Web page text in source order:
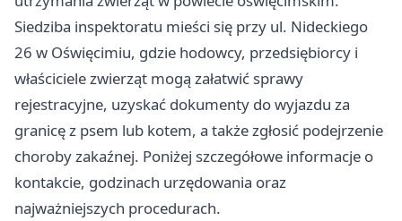
Siedziba inspektoratu mieści się przy ul. Nideckiego
26 w Oświęcimiu, gdzie hodowcy, przedsiębiorcy i
właściciele zwierząt mogą załatwić sprawy
rejestracyjne, uzyskać dokumenty do wyjazdu za
granicę z psem lub kotem, a także zgłosić podejrzenie
choroby zakaźnej. Poniżej szczegółowe informacje o
kontakcie, godzinach urzędowania oraz
najważniejszych procedurach.